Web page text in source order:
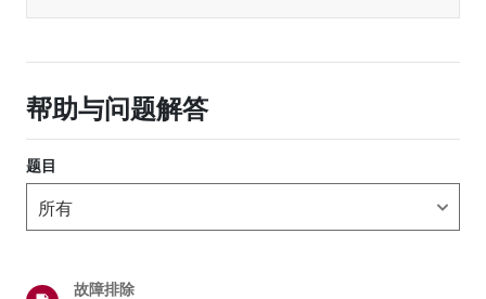
帮助与问题解答
题目
故障排除